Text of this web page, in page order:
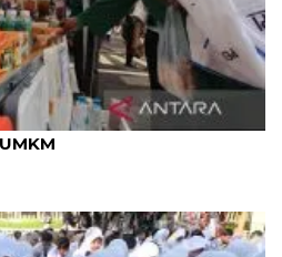
Ramadhan perkuat